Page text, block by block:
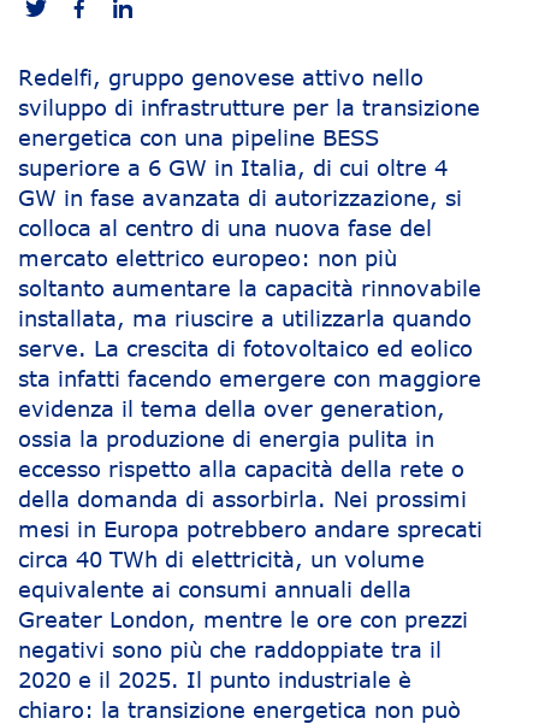
Redelfi, gruppo genovese attivo nello
sviluppo di infrastrutture per la transizione
energetica con una pipeline BESS
superiore a 6 GW in Italia, di cui oltre 4
GW in fase avanzata di autorizzazione, si
colloca al centro di una nuova fase del
mercato elettrico europeo: non più
soltanto aumentare la capacità rinnovabile
installata, ma riuscire a utilizzarla quando
serve. La crescita di fotovoltaico ed eolico
sta infatti facendo emergere con maggiore
evidenza il tema della over generation,
ossia la produzione di energia pulita in
eccesso rispetto alla capacità della rete o
della domanda di assorbirla. Nei prossimi
mesi in Europa potrebbero andare sprecati
circa 40 TWh di elettricità, un volume
equivalente ai consumi annuali della
Greater London, mentre le ore con prezzi
negativi sono più che raddoppiate tra il
2020 e il 2025. Il punto industriale è
chiaro: la transizione energetica non può